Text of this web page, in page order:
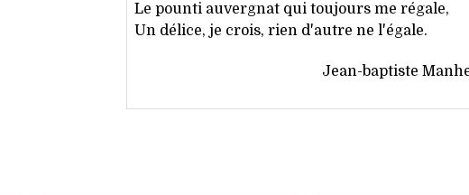
Le pounti auvergnat qui toujours me régale,
Un délice, je crois, rien d'autre ne l'égale.
Jean-baptiste